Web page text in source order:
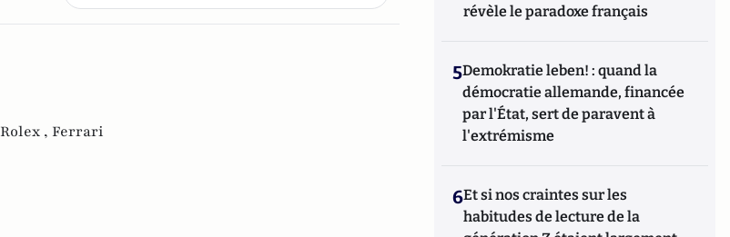
Rolex , Ferrari
révèle le paradoxe français
5Demokratie leben! : quand la
démocratie allemande, financée
par l'État, sert de paravent à
l'extrémisme
6Et si nos craintes sur les
habitudes de lecture de la